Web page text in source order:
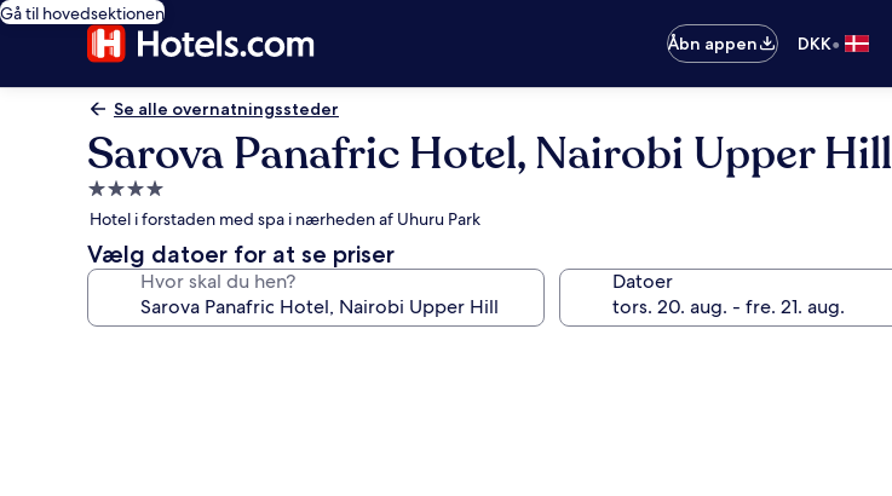
Gå til hovedsektionen
Åbn appen
DKK•
Se alle overnatningssteder
Sarova Panafric Hotel, Nairobi Upper Hill
4.0-
stjernet
overnatningssted
Hotel i forstaden med spa i nærheden af Uhuru Park
Vælg datoer for at se priser
Hvor skal du hen? Datoer